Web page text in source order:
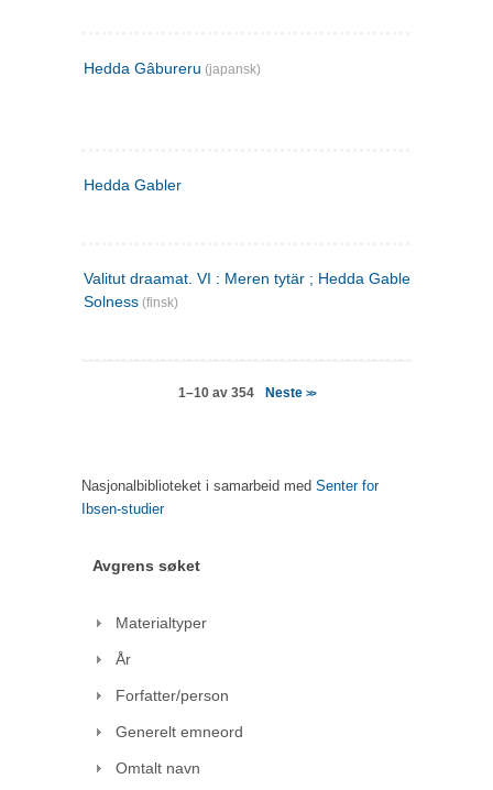
Hedda Gâbureru (japansk)
Hedda Gabler
Valitut draamat. VI : Meren tytär ; Hedda Gabler ;
Solness (finsk)
1–10 av 354 Neste >>
Nasjonalbiblioteket i samarbeid med Senter for
Ibsen-studier
Avgrens søket
Materialtyper
År
Forfatter/person
Generelt emneord
Omtalt navn